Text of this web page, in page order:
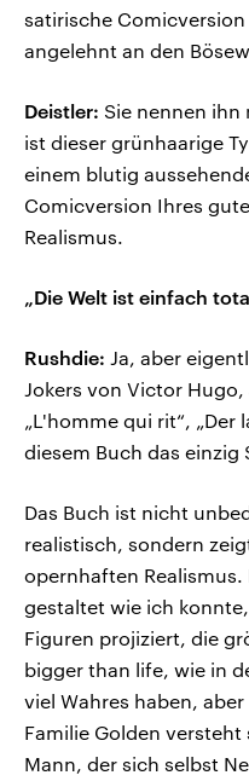
satirische
angelehnt an den
Deistler: Sie nennen ihn
ist dieser grünhaarige
einem blutig
Comicversion Ihres
Realismus.
„Die Welt ist einfach
Rushdie: Ja, aber
Jokers von Victor
„L'homme qui rit“, „Der
diesem Buch das einzig
Das Buch ist nicht
realistisch, sondern
opernhaften Realismus.
gestaltet wie ich
Figuren projiziert, die
bigger than life, wie in
viel Wahres haben,
Familie Golden
Mann, der sich selbst